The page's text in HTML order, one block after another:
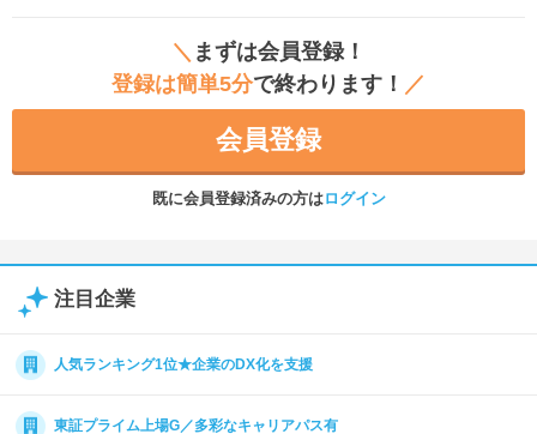
＼ まずは会員登録！
登録は簡単5分で終わります！ ／
会員登録
既に会員登録済みの方はログイン
注目企業
人気ランキング1位★企業のDX化を支援
東証プライム上場G／多彩なキャリアパス有